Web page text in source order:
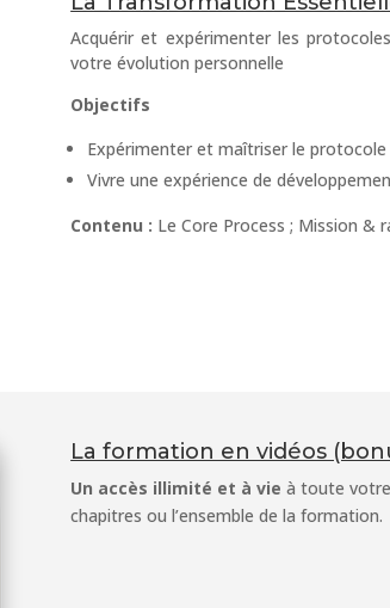
Acquérir et expérimenter les
votre évolution personnelle
Objectifs
Expérimenter et maîtriser le protocole
Vivre une expérience de
Contenu : Le Core Process ; Mission &
La formation en vidéos
Un accès illimité et à vieà toute
chapitres ou l’ensemble de la formation.